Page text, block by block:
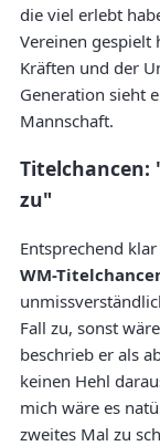
die viel erlebt
Vereinen gespielt
Kräften und der
Generation sieht
Mannschaft.
Titelchancen:
zu"
Entsprechend
WM-
Fall zu, sonst
beschrieb er als
keinen Hehl
mich wäre es
zweites Mal zu